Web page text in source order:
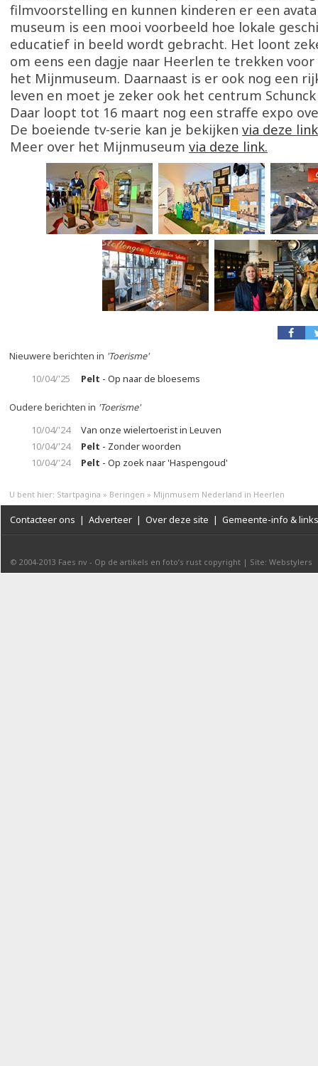
filmvoorstelling en kunnen kinderen er een
museum is een mooi voorbeeld hoe lokale
educatief in beeld wordt gebracht. Het loont
om eens een dagje naar Heerlen te trekken voor
het Mijnmuseum. Daarnaast is er ook nog een
leven en moet je zeker ook het centrum
Daar loopt tot 16 maart nog een straffe expo
De boeiende tv-serie kan je bekijken via deze
Meer over het Mijnmuseum via deze link.
Nieuwere berichten in 'Toerisme'
10/04/'25
Pelt - Op naar de bloesems
Oudere berichten in 'Toerisme'
10/04/'24
Van onze wielertoerist in Leuven
10/04/'24
Pelt - Zonder woorden
10/04/'24
Pelt - Op zoek naar 'Haspengoud'
U bent hier: Startpagina » Beringen » Mijnmusem Nederland in Heerlen
Contacteer ons | Adverteer | Over deze site | Gemeente-info & links
© 2004-2013 Faes nv - Op de artikels en foto’s rust copyright | Site: Webstylers